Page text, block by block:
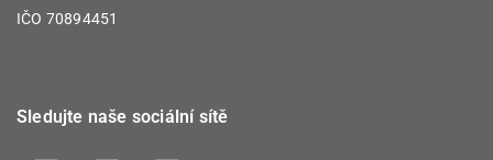
IČO 70894451
Sledujte naše sociální sítě